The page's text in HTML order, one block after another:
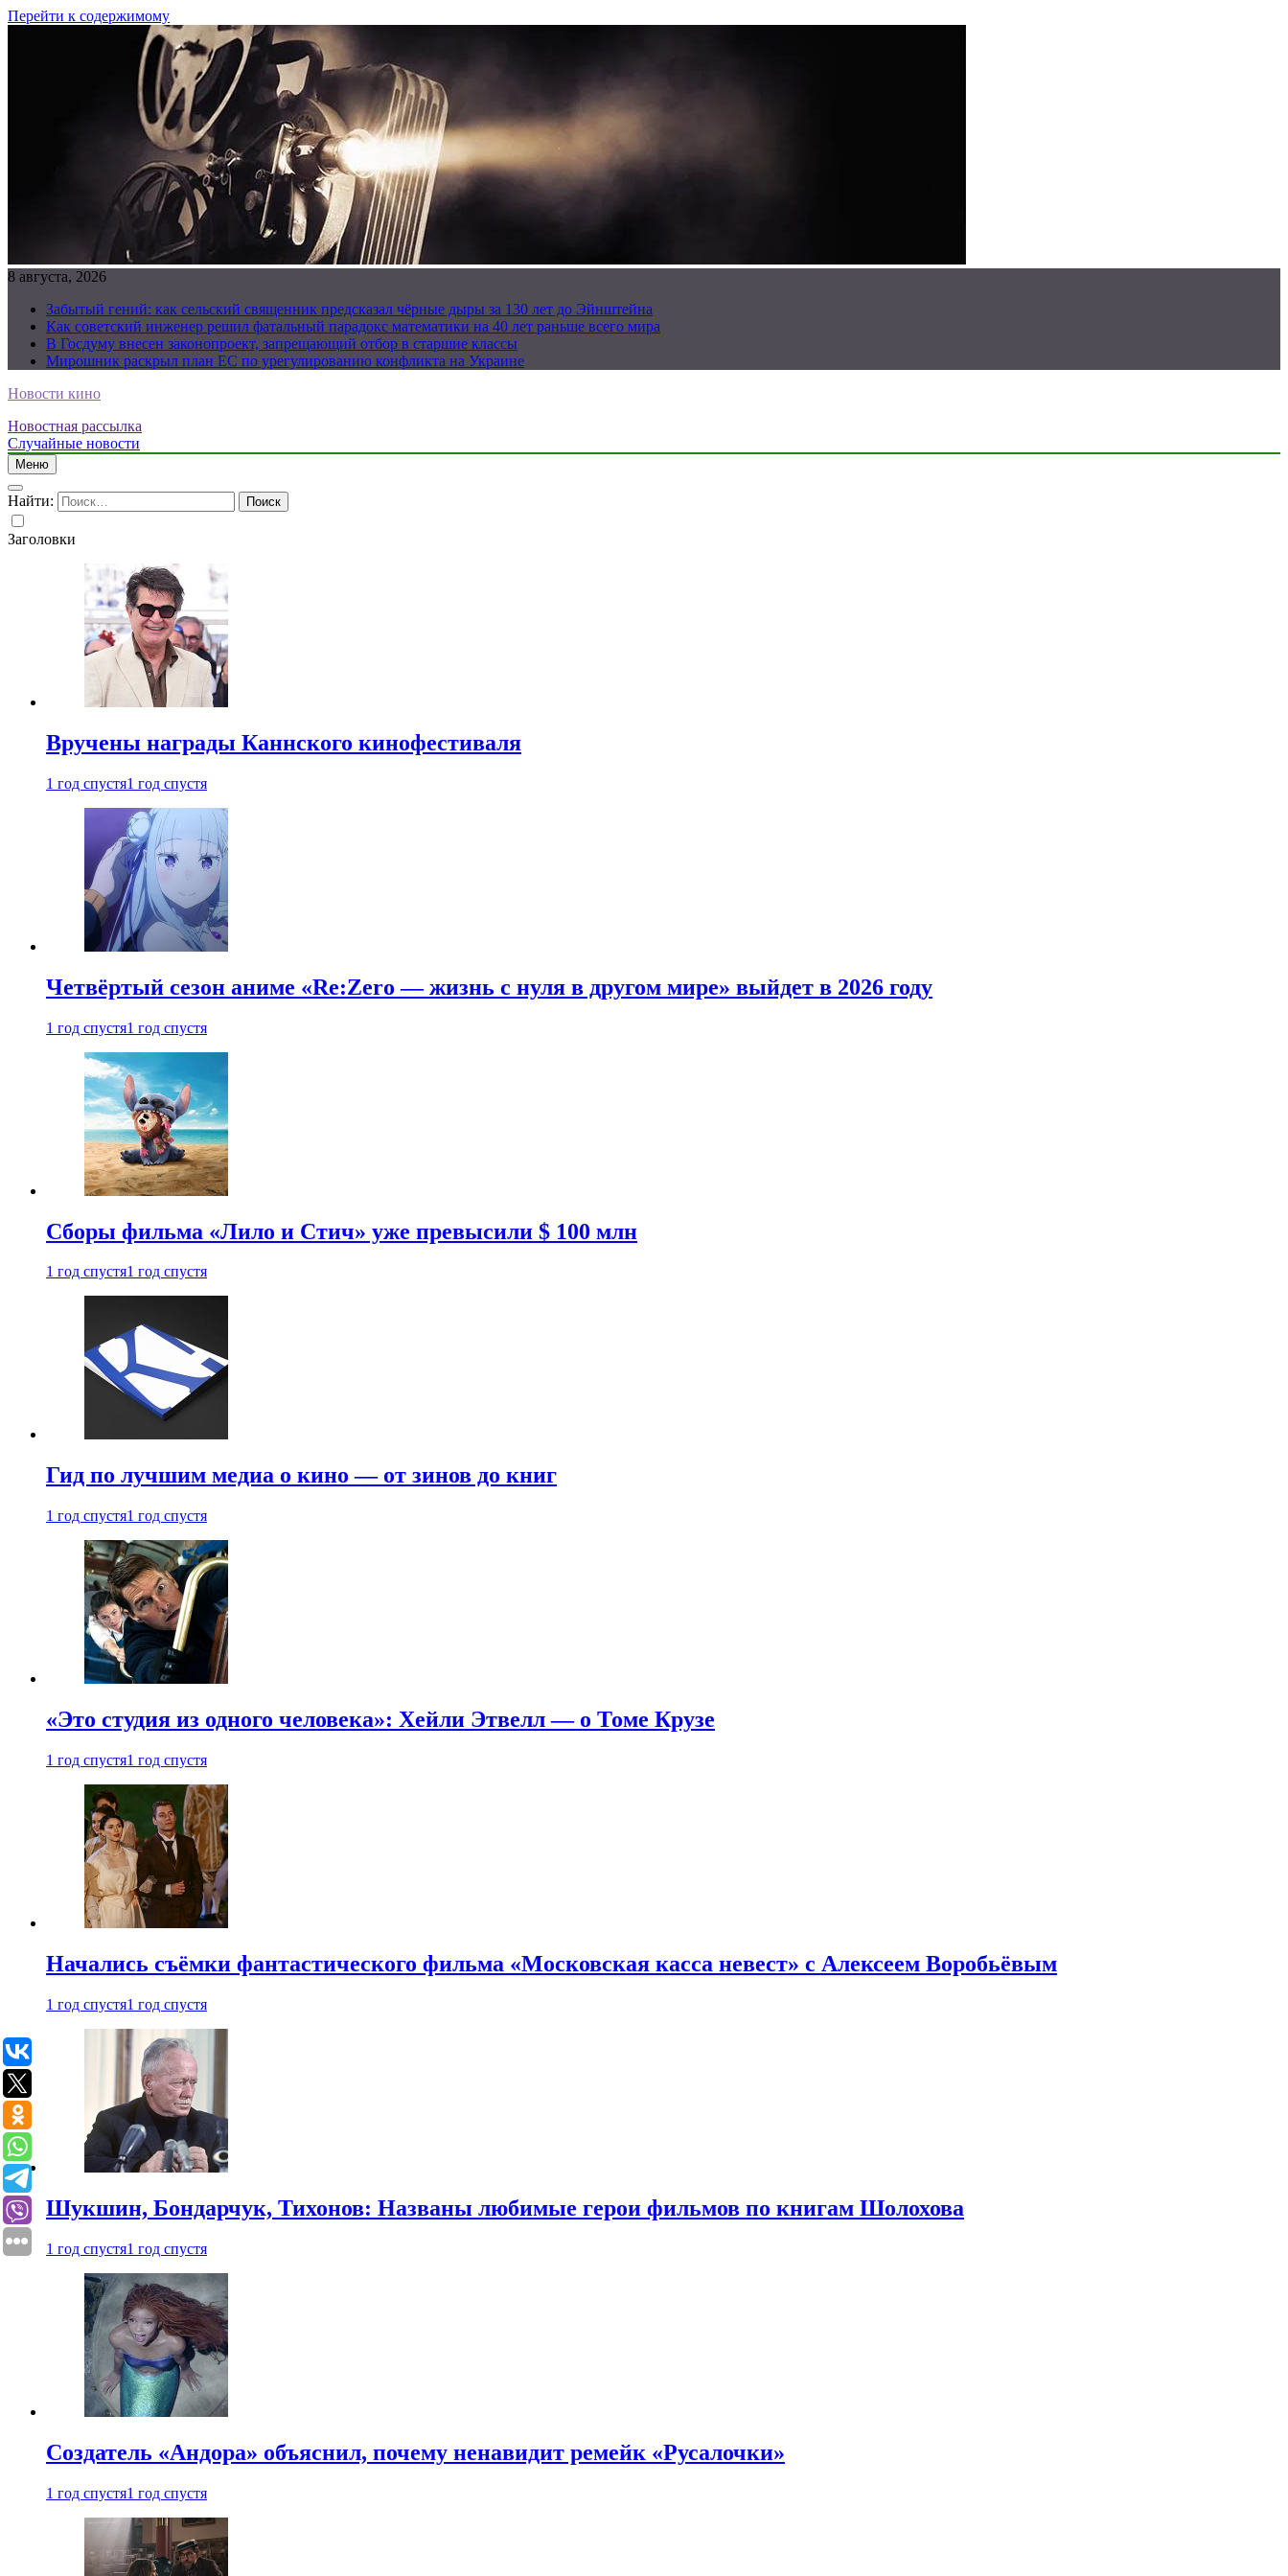
Перейти к содержимому
8 августа, 2026
Забытый гений: как сельский священник предсказал чёрные дыры за 130 лет до Эйнштейна
Как советский инженер решил фатальный парадокс математики на 40 лет раньше всего мира
В Госдуму внесен законопроект, запрещающий отбор в старшие классы
Мирошник раскрыл план ЕС по урегулированию конфликта на Украине
Новости кино
Новостная рассылка
Случайные новости
Меню
Найти:
Заголовки
Вручены награды Каннского кинофестиваля
1 год спустя1 год спустя
Четвёртый сезон аниме «Re:Zero — жизнь с нуля в другом мире» выйдет в 2026 году
1 год спустя1 год спустя
Сборы фильма «Лило и Стич» уже превысили $ 100 млн
1 год спустя1 год спустя
Гид по лучшим медиа о кино — от зинов до книг
1 год спустя1 год спустя
«Это студия из одного человека»: Хейли Этвелл — о Томе Крузе
1 год спустя1 год спустя
Начались съёмки фантастического фильма «Московская касса невест» с Алексеем Воробьёвым
1 год спустя1 год спустя
Шукшин, Бондарчук, Тихонов: Названы любимые герои фильмов по книгам Шолохова
1 год спустя1 год спустя
Создатель «Андора» объяснил, почему ненавидит ремейк «Русалочки»
1 год спустя1 год спустя